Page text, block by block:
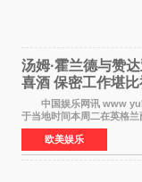
汤姆·霍兰德与赞
喜酒 保密工作堪
中国娱乐网讯 www yule
于当地时间本周二在英格
顿）举办婚宴，邀请家人与
欧美娱乐